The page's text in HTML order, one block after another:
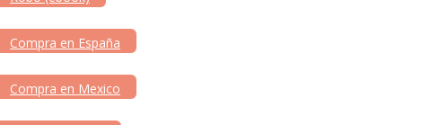
Compra en España
Compra en Mexico